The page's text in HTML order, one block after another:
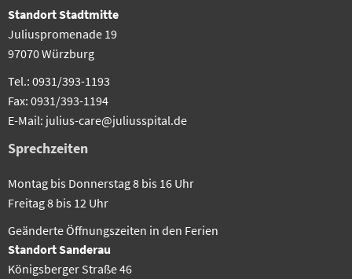
Standort Stadtmitte
Juliuspromenade 19
97070 Würzburg
Tel.: 0931/393-1193
Fax: 0931/393-1194
E-Mail: julius-care@juliusspital.de
Sprechzeiten
Montag bis Donnerstag 8 bis 16 Uhr
Freitag 8 bis 12 Uhr
Geänderte Öffnungszeiten in den Ferien
Standort Sanderau
Königsberger Straße 46